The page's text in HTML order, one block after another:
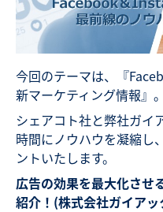
今回のテーマは、『
新マーケティング情報』。
シェアコト社と弊社ガイ
時間にノウハウを凝縮し
ントいたします。
広告の効果を最大化させ
紹介！(株式会社ガイア